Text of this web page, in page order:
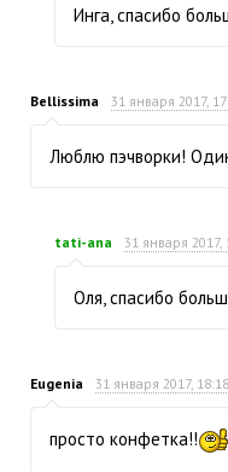
Инга, спасибо
Bellissima 31 января 2017,
Люблю пэчворки!
tati-ana 31 января 2017,
Оля, спасибо
Eugenia 31 января 2017, 18:18
просто конфетка!!